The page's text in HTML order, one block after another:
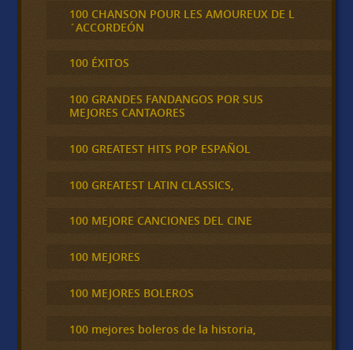
100 CHANSON POUR LES AMOUREUX DE L
´ACCORDEÓN
100 ÉXITOS
100 GRANDES FANDANGOS POR SUS
MEJORES CANTAORES
100 GREATEST HITS POP ESPAÑOL
100 GREATEST LATIN CLASSICS,
100 MEJORE CANCIONES DEL CINE
100 MEJORES
100 MEJORES BOLEROS
100 mejores boleros de la historia,